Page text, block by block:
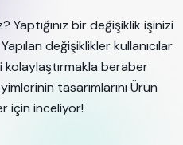
Yaptığınız bir değişiklik işinizi
değişiklikler kullanıcılar
beraber
tasarımlarını Ürün
için inceliyor!